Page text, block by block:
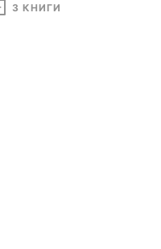
3 КНИГИ